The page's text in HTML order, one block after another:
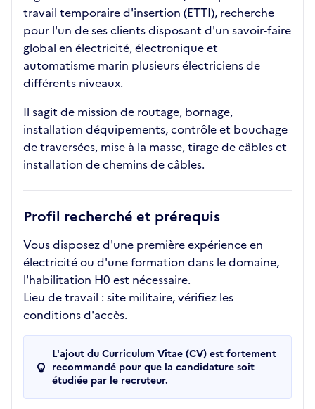
travail temporaire d'insertion (ETTI), recherche
pour l'un de ses clients disposant d'un savoir-faire
global en électricité, électronique et
automatisme marin plusieurs électriciens de
différents niveaux.
Il sagit de mission de routage, bornage,
installation déquipements, contrôle et bouchage
de traversées, mise à la masse, tirage de câbles et
installation de chemins de câbles.
Profil recherché et prérequis
Vous disposez d'une première expérience en
électricité ou d'une formation dans le domaine,
l'habilitation H0 est nécessaire.
Lieu de travail : site militaire, vérifiez les
conditions d'accès.
L'ajout du Curriculum Vitae (CV) est fortement
recommandé pour que la candidature soit
étudiée par le recruteur.